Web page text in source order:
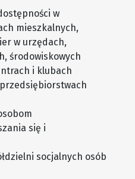
w
mieszkalnych,
w urzędach,
środowiskowych
i klubach
się i
socjalnych osób